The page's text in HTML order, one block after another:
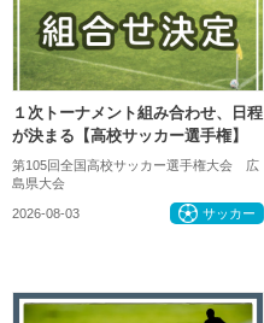
１次トーナメント組み合わせ、日程
が決まる【高校サッカー選手権】
第105回全国高校サッカー選手権大会 広
島県大会
2026-08-03 サッカー